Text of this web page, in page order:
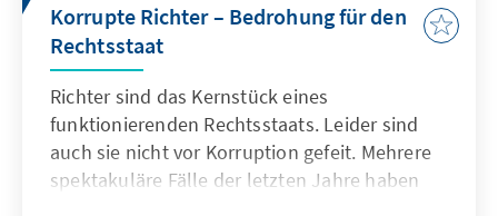
Umsetzung und Implementierung der Urteile
der drei existierenden internationalen
Menschenrechtsgerichtshöfe.
Korrupte Richter – Bedrohung für den
Rechtsstaat
Richter sind das Kernstück eines
funktionierenden Rechtsstaats. Leider sind
auch sie nicht vor Korruption gefeit. Mehrere
spektakuläre Fälle der letzten Jahre haben